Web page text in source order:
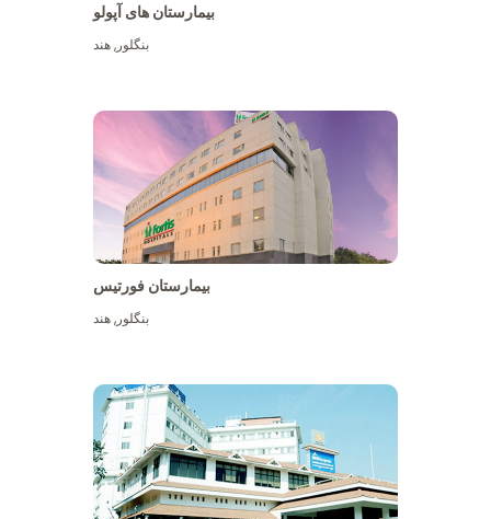
بیمارستان های آپولو
بنگلور,هند
بیمارستان فورتیس
بنگلور,هند